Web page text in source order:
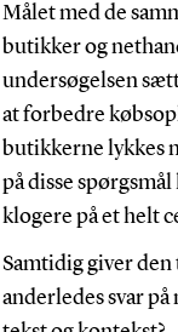
Målet med de
butikker og
undersøgelsen
at forbedre
butikkerne lykkes
på disse
klogere på et helt
Samtidig giver
anderledes svar